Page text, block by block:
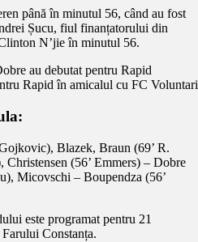
până în minutul 56, când au fost
Șucu, fiul finanțatorului din
N’jie în minutul 56.
Rapid în amicalul cu FC
Blazek, Braun (69’ R.
(56’ Emmers) – Dobre
Micovschi – Boupendza (56’
este programat pentru 21
Constanța.